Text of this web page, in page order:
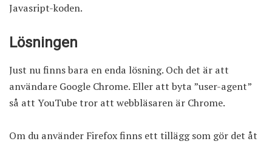
Javasript-koden.
Lösningen
Just nu finns bara en enda lösning. Och det är att
användare Google Chrome. Eller att byta ”user-agent”
så att YouTube tror att webbläsaren är Chrome.
Om du använder Firefox finns ett tillägg som gör det åt